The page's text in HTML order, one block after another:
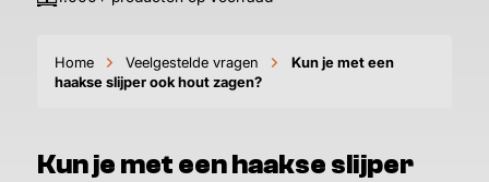
Home Veelgestelde vragen
Kun je met een
haakse slijper ook hout zagen?
Kun je met een haakse slijper